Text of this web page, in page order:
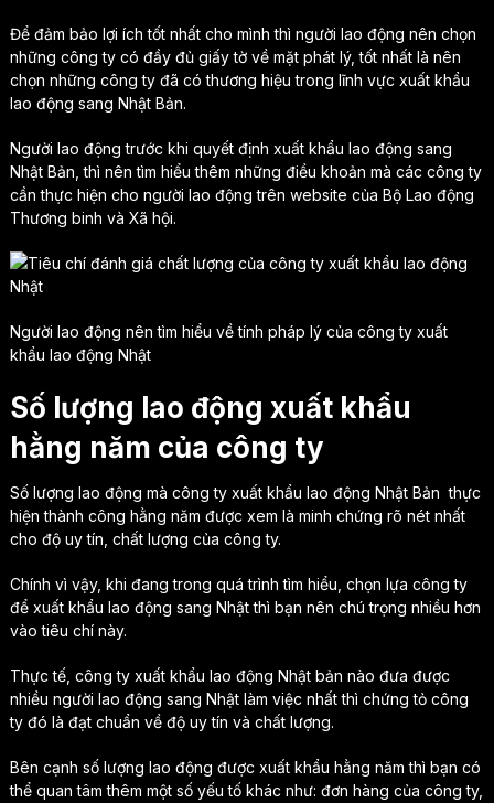
Để đảm bảo lợi ích tốt nhất cho mình thì người lao động nên chọn
những công ty có đầy đủ giấy tờ về mặt phát lý, tốt nhất là nên
chọn những công ty đã có thương hiệu trong lĩnh vực xuất khẩu
lao động sang Nhật Bản.
Người lao động trước khi quyết định xuất khẩu lao động sang
Nhật Bản, thì nên tìm hiểu thêm những điều khoản mà các công ty
cần thực hiện cho người lao động trên website của Bộ Lao động
Thương binh và Xã hội.
Người lao động nên tìm hiểu về tính pháp lý của công ty xuất
khẩu lao động Nhật
Số lượng lao động xuất khẩu
hằng năm của công ty
Số lượng lao động mà công ty xuất khẩu lao động Nhật Bản thực
hiện thành công hằng năm được xem là minh chứng rõ nét nhất
cho độ uy tín, chất lượng của công ty.
Chính vì vậy, khi đang trong quá trình tìm hiểu, chọn lựa công ty
để xuất khẩu lao động sang Nhật thì bạn nên chú trọng nhiều hơn
vào tiêu chí này.
Thực tế, công ty xuất khẩu lao động Nhật bản nào đưa được
nhiều người lao động sang Nhật làm việc nhất thì chứng tỏ công
ty đó là đạt chuẩn về độ uy tín và chất lượng.
Bên cạnh số lượng lao động được xuất khẩu hằng năm thì bạn có
thể quan tâm thêm một số yếu tố khác như: đơn hàng của công ty,